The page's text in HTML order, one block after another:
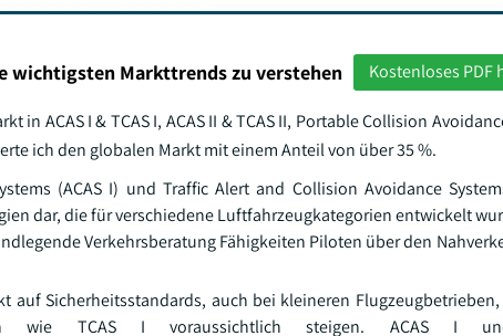
wichtigsten Markttrends zu verstehen Kostenloses PDF
in ACAS I & TCAS I, ACAS II & TCAS II, Portable Collision
ich den globalen Markt mit einem Anteil von über 35 %.
(ACAS I) und Traffic Alert and Collision Avoidance
dar, die für verschiedene Luftfahrzeugkategorien entwickelt
Verkehrsberatung Fähigkeiten Piloten über den
auf Sicherheitsstandards, auch bei kleineren
wie TCAS I voraussichtlich steigen. ACAS I